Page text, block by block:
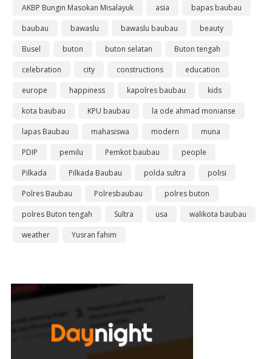
AKBP Bungin Masokan Misalayuk
asia
bapas baubau
baubau
bawaslu bawaslu baubau
beauty
Busel
buton buton selatan
Buton tengah
celebration
city constructions
education
europe
happiness kapolres baubau
kids
kota baubau
KPU baubau
la ode ahmad monianse
lapas Baubau
mahasiswa modern
muna
PDIP
pemilu Pemkot baubau
people
Pilkada
Pilkada Baubau polda sultra
polisi
Polres Baubau
Polresbaubau
polres buton
polres Buton tengah
Sultra usa
walikota baubau
weather
Yusran fahim